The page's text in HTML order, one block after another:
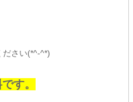
ださい(*^-^*)
す。